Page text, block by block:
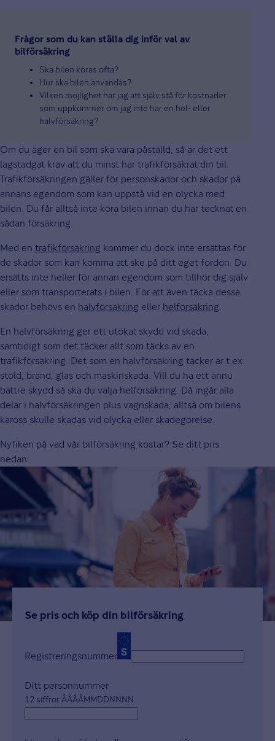
Frågor som du kan ställa dig inför val av
bilförsäkring
Ska bilen köras ofta?
Hur ska bilen användas?
Vilken möjlighet har jag att själv stå för kostnader
som uppkommer om jag inte har en hel- eller
halvförsäkring?
Om du äger en bil som ska vara påställd, så är det ett
lagstadgat krav att du minst har trafikförsäkrat din bil.
Trafikförsäkringen gäller för personskador och skador på
annans egendom som kan uppstå vid en olycka med
bilen. Du får alltså inte köra bilen innan du har tecknat en
sådan försäkring.
Med en trafikförsäkring kommer du dock inte ersättas för
de skador som kan komma att ske på ditt eget fordon. Du
ersätts inte heller för annan egendom som tillhör dig själv
eller som transporterats i bilen. För att även täcka dessa
skador behövs en halvförsäkring eller helförsäkring.
En halvförsäkring ger ett utökat skydd vid skada,
samtidigt som det täcker allt som täcks av en
trafikförsäkring. Det som en halvförsäkring täcker är t.ex.
stöld, brand, glas och maskinskada. Vill du ha ett ännu
bättre skydd så ska du välja helförsäkring. Då ingår alla
delar i halvförsäkringen plus vagnskada; alltså om bilens
kaross skulle skadas vid olycka eller skadegörelse.
Nyfiken på vad vår bilförsäkring kostar? Se ditt pris
nedan.
Se pris och köp din bilförsäkring
Registreringsnummer
Ditt personnummer
12 siffror ÅÅÅÅMMDDNNNN.